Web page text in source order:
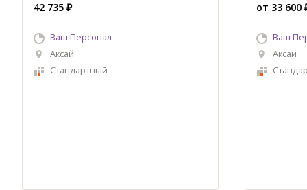
42 735 ₽
Ваш Персонал
Аксай
Стандартный
от 33 600
Ваш
Аксай